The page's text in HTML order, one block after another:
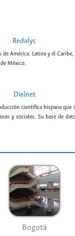
Redalyc
de América. Latina y el
México.
Dialnet
científica hispana
y sociales. Su base de
Bogotá